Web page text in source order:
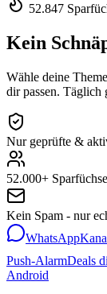
52.847
Kein
Wähle deine
dir passen. Täglich
Nur geprüfte &
52.000+
Kein Spam - nur
WhatsApp
Push-AlarmDeals
Android